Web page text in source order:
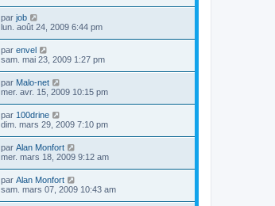
par job
lun. août 24, 2009 6:44 pm
par envel
sam. mai 23, 2009 1:27 pm
par Malo-net
mer. avr. 15, 2009 10:15 pm
par 100drine
dim. mars 29, 2009 7:10 pm
par Alan Monfort
mer. mars 18, 2009 9:12 am
par Alan Monfort
sam. mars 07, 2009 10:43 am